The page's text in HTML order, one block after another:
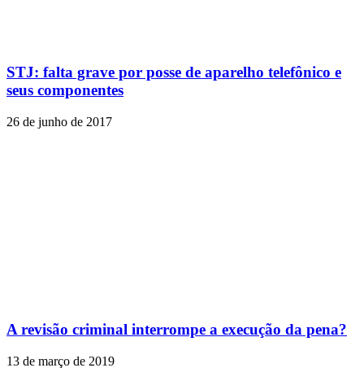
STJ: falta grave por posse de aparelho telefônico e
seus componentes
26 de junho de 2017
A revisão criminal interrompe a execução da pena?
13 de março de 2019